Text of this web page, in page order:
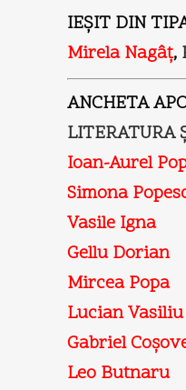
IEŞIT DIN
Mirela Nagâţ,
ANCHETA
LITERATURA
Ioan-Aurel
Simona
Vasile Igna
Gellu Dorian
Mircea Popa
Lucian Vasiliu
Gabriel
Leo Butnaru